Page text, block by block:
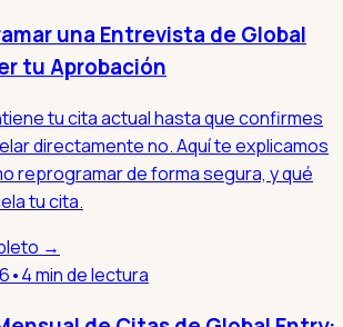
una Entrevista de Global
tu Aprobación
tu cita actual hasta que confirmes
directamente no. Aquí te explicamos
reprogramar de forma segura, y qué
tu cita.
→
•4 min de lectura